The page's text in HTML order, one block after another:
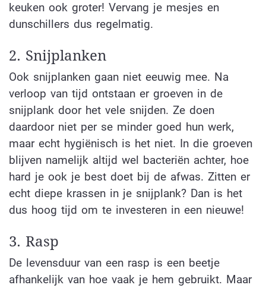
keuken ook groter! Vervang je mesjes en
dunschillers dus regelmatig.
2. Snijplanken
Ook snijplanken gaan niet eeuwig mee. Na
verloop van tijd ontstaan er groeven in de
snijplank door het vele snijden. Ze doen
daardoor niet per se minder goed hun werk,
maar echt hygiënisch is het niet. In die groeven
blijven namelijk altijd wel bacteriën achter, hoe
hard je ook je best doet bij de afwas. Zitten er
echt diepe krassen in je snijplank? Dan is het
dus hoog tijd om te investeren in een nieuwe!
3. Rasp
De levensduur van een rasp is een beetje
afhankelijk van hoe vaak je hem gebruikt. Maar